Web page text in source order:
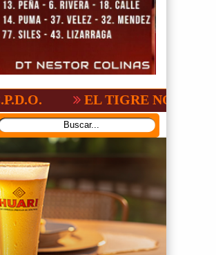
EL TIGRE NO PERDONO A